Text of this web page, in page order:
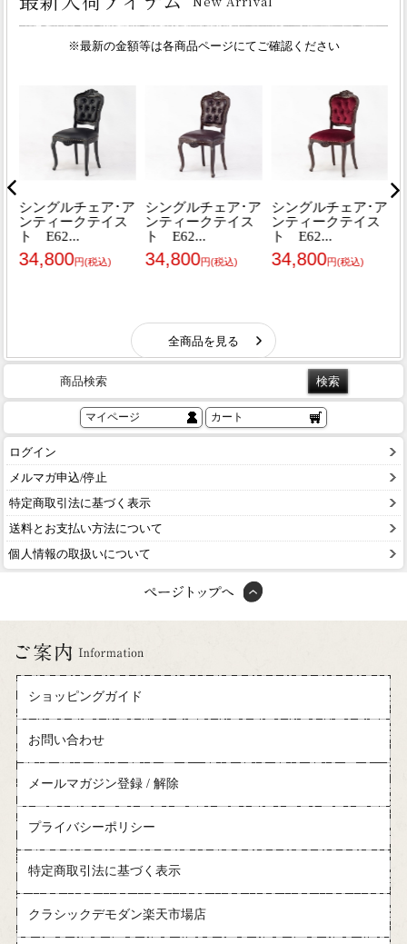
商品検索
マイページ カート
ログイン
メルマガ申込/停止
特定商取引法に基づく表示
送料とお支払い方法について
個人情報の取扱いについて
ショッピングガイド
お問い合わせ
メールマガジン登録 / 解除
プライバシーポリシー
特定商取引法に基づく表示
クラシックデモダン楽天市場店